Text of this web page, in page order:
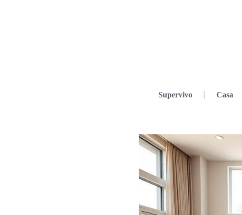
Supervivo Casa